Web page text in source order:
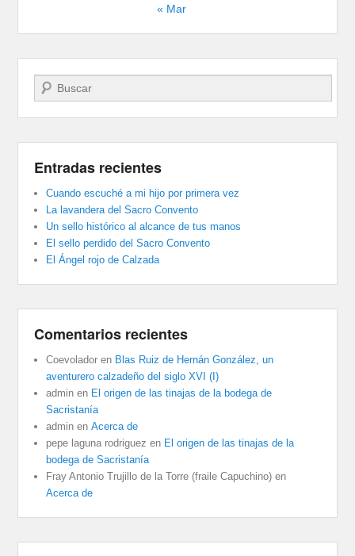
« Mar
Buscar
Entradas recientes
Cuando escuché a mi hijo por primera vez
La lavandera del Sacro Convento
Un sello histórico al alcance de tus manos
El sello perdido del Sacro Convento
El Ángel rojo de Calzada
Comentarios recientes
Coevolador en Blas Ruiz de Hernán González, un
aventurero calzadeño del siglo XVI (I)
admin en El origen de las tinajas de la bodega de
Sacristanía
admin enAcerca de
pepe laguna rodriguez en El origen de las tinajas de la
bodega de Sacristanía
Fray Antonio Trujillo de la Torre (fraile Capuchino) en
Acerca de